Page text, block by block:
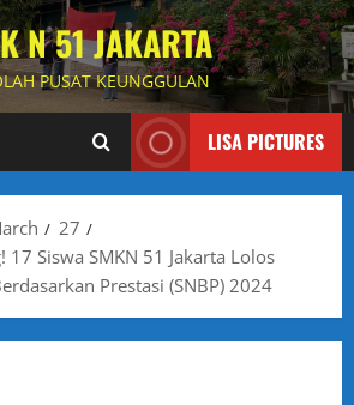
N 51 JAKARTA
PUSAT KEUNGGULAN
LISA PICTURES
27
17 Siswa SMKN 51 Jakarta Lolos
Prestasi (SNBP) 2024